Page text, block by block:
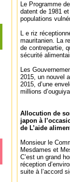
Le Programme
datent de 1981
populations
L e riz
mauritanien. La
de contrepartie,
sécurité
Les
2015, un nouvel
2015, d’une
millions
Allocution de
japon à
de L’aide
Monsieur le
Mesdames et
C’est un grand
réception
suite à l’accord